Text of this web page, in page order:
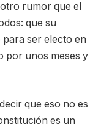
rumor que el
que su
ser electo en
por unos meses y
que eso no es
es un